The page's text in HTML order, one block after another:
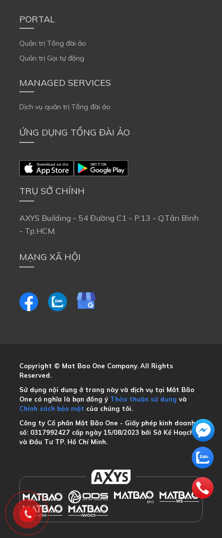
PORTAL
Quản trị Tổng đài ảo
Quản trị Gọi tự động
MANAGED SERVICES
Dịch vụ quản trị Tổng đài ảo
ỨNG DỤNG TỔNG ĐÀI ẢO
TRỤ SỞ CHÍNH
AXYS Building - 54 Đường C1 - P.13 - Q.Tân Bình
- Tp.HCM.
MẠNG XÃ HỘI
Copyright © Mat Bao One Company. All Rights
Reserved.
Sử dụng nội dung ở trang này và dịch vụ tại Mắt Bão
One có nghĩa là bạn đồng ý Thỏa thuận sử dụng và
Chính sách bảo mật của chúng tôi.
Công ty Cổ phần Mắt Bão One - Giấy phép kinh doanh
số: 0317992427 cấp ngày 15/08/2023 bởi Sở Kế Hoạch
và Đầu Tư TP. Hồ Chí Minh.